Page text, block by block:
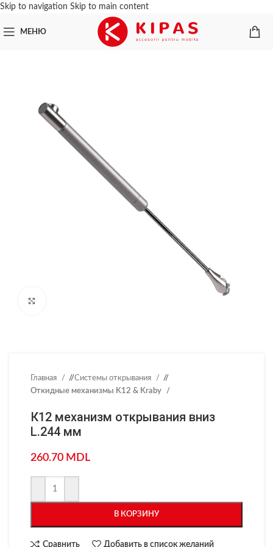
Skip to navigation Skip to main content
МЕНЮ
Главная / Системы открывания
/
Откидные механизмы K12 & Kraby
К12 механизм открывания вниз
L.244 мм
260.70 MDL
В КОРЗИНУ
Сравнить Добавить в список желаний